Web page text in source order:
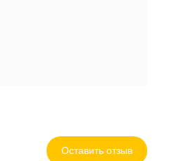
Оставить отзыв